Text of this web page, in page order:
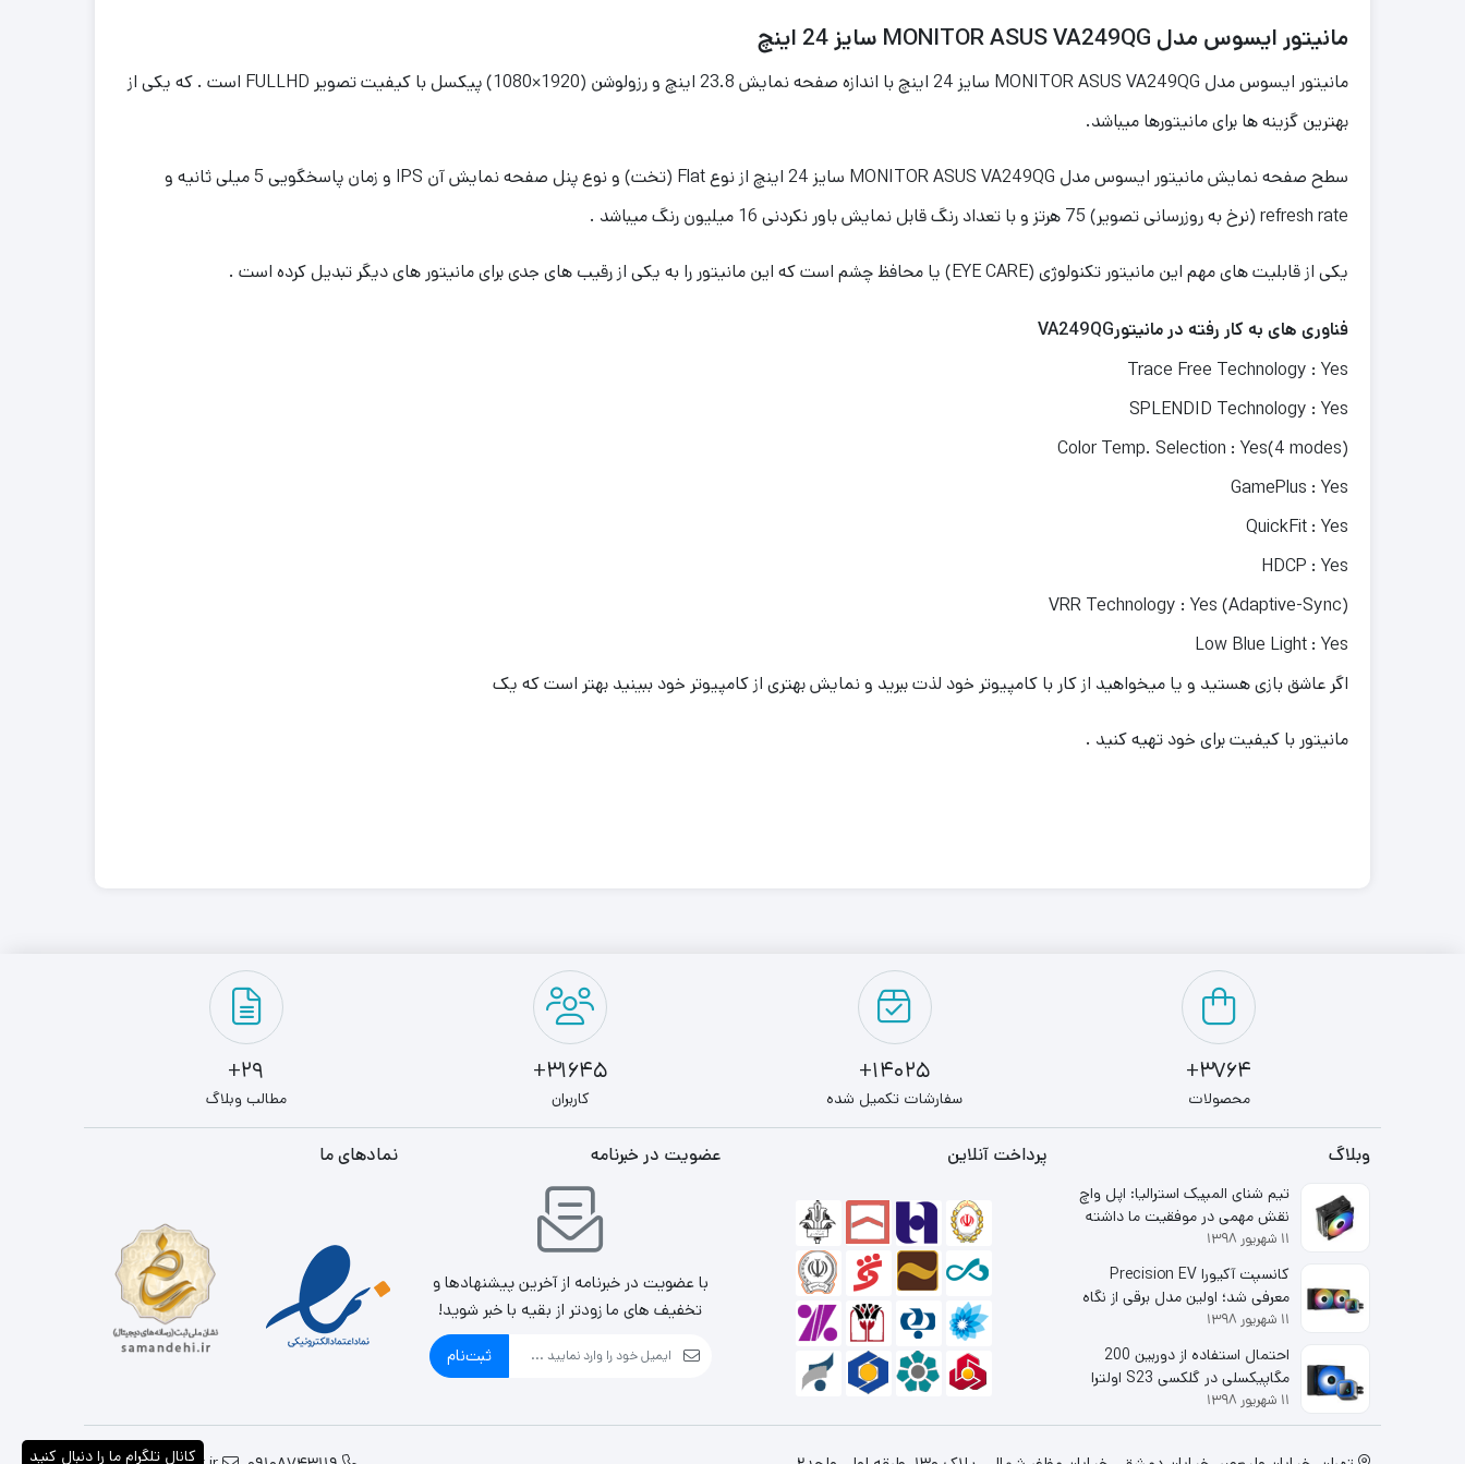
مانیتور ایسوس مدل MONITOR ASUS VA249QG سایز 24 اینچ
مانیتور ایسوس مدل MONITOR ASUS VA249QG سایز 24 اینچ با اندازه صفحه نمایش 23.8 اینچ و رزولوشن (1920×1080) پیکسل با کیفیت تصویر FULLHD است . که یکی از
بهترین گزینه ها برای مانیتورها میباشد.
سطح صفحه نمایش مانیتور ایسوس مدل MONITOR ASUS VA249QG سایز 24 اینچ از نوع Flat (تخت) و نوع پنل صفحه نمایش آن IPS و زمان پاسخگویی 5 میلی ثانیه و
refresh rate (نرخ به روزرسانی تصویر) 75 هرتز و با تعداد رنگ قابل نمایش باور نکردنی 16 میلیون رنگ میباشد .
یکی از قابلیت های مهم این مانیتور تکنولوژی (EYE CARE) یا محافظ چشم است که این مانیتور را به یکی از رقیب های جدی برای مانیتور های دیگر تبدیل کرده است .
فناوری های به کار رفته در مانیتورVA249QG
Trace Free Technology : Yes
SPLENDID Technology : Yes
Color Temp. Selection : Yes(4 modes)
GamePlus : Yes
QuickFit : Yes
HDCP : Yes
VRR Technology : Yes (Adaptive-Sync)
Low Blue Light : Yes
اگر عاشق بازی هستید و یا میخواهید از کار با کامپیوتر خود لذت ببرید و نمایش بهتری از کامپیوتر خود ببینید بهتر است که یک
مانیتور با کیفیت برای خود تهیه کنید .
3764+
محصولات
14025+
سفارشات تکمیل شده
31645+
کاربران
29+
مطالب وبلاگ
وبلاگ
تیم شنای المپیک استرالیا: اپل واچ
نقش مهمی در موفقیت ما داشته
است
۱۱ شهریور ۱۳۹۸
کانسپت آکیورا Precision EV
معرفی شد؛ اولین مدل برقی از نگاه
شاخه لوکس هوندا
۱۱ شهریور ۱۳۹۸
احتمال استفاده از دوربین 200
مگاپیکسلی در گلکسی S23 اولترا
قوت گرفت
۱۱ شهریور ۱۳۹۸
پرداخت آنلاین عضویت در خبرنامه
با عضویت در خبرنامه از آخرین پیشنهادها و
تخفیف های ما زودتر از بقیه با خبر شوید!
ثبت‌نام
نمادهای ما
کانال تلگرام ما را دنبال کنید